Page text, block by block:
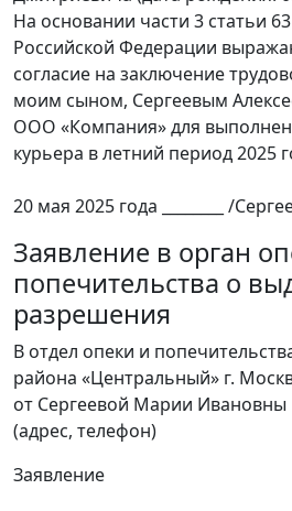
На основании части 3 статьи
Российской Федерации
согласие на заключение
моим сыном, Сергеевым
ООО «Компания» для
курьера в летний период 2025
20 мая 2025 года ________ /
Заявление в орган
попечительства о
разрешения
В отдел опеки и
района «Центральный» г.
от Сергеевой Марии Ивановны
(адрес, телефон)
Заявление